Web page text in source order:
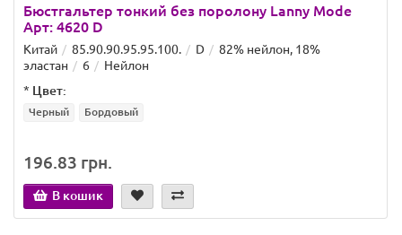
Бюстгальтер тонкий без поролону Lanny Mode
Арт: 4620 D
Китай 85.90.90.95.95.100. D
82% нейлон, 18%
эластан
6
Нейлон
* Цвет:
Черный Бордовый
196.83 грн.
В кошик